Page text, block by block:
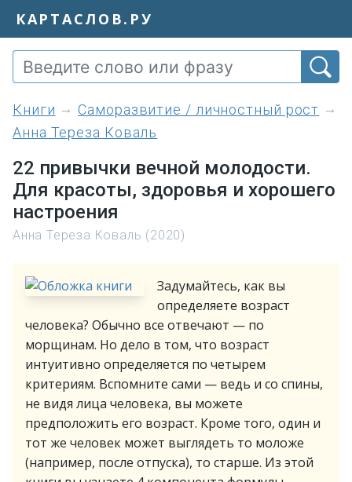
КАРТАСЛОВ.РУ
книги
Саморазвитие / личностный рост
Анна Тереза Коваль
22 привычки вечной молодости.
Для красоты, здоровья и хорошего
настроения
Анна Тереза Коваль (2020)
Задумайтесь, как вы
определяете возраст
человека? Обычно все отвечают — по
морщинам. Но дело в том, что возраст
интуитивно определяется по четырем
критериям. Вспомните сами — ведь и со спины,
не видя лица человека, вы можете
предположить его возраст. Кроме того, один и
тот же человек может выглядеть то моложе
(например, после отпуска), то старше. Из этой